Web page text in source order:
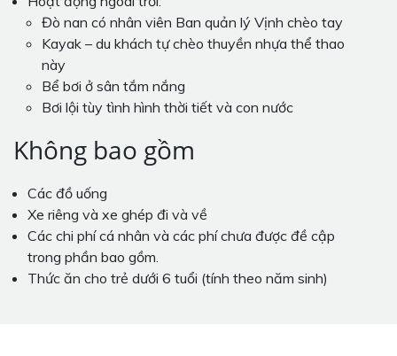
Đò nan có nhân viên Ban quản lý Vịnh chèo tay
Kayak – du khách tự chèo thuyền nhựa thể thao
này
Bể bơi ở sân tắm nắng
Bơi lội tùy tình hình thời tiết và con nước
Không bao gồm
Các đồ uống
Xe riêng và xe ghép đi và về
Các chi phí cá nhân và các phí chưa được đề cập
trong phần bao gồm.
Thức ăn cho trẻ dưới 6 tuổi (tính theo năm sinh)